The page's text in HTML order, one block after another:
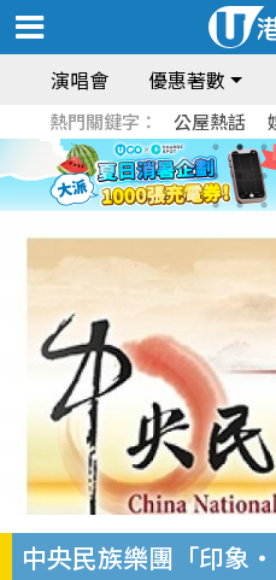
演唱會 優惠著數
熱門關鍵字： 公屋熱話
中央民族樂團「印象